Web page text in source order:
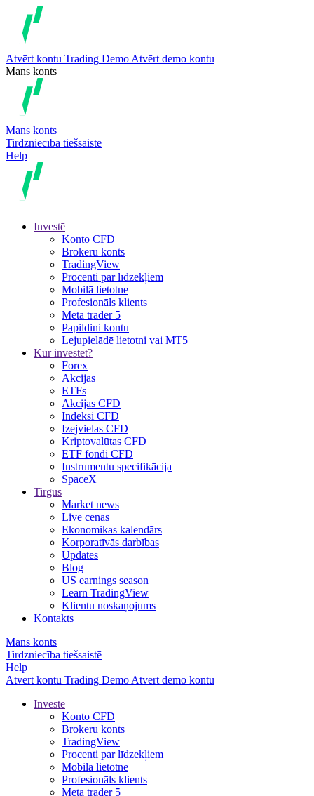
Atvērt kontu Trading Demo Atvērt demo kontu
Mans konts
Mans konts
Tirdzniecība tiešsaistē
Help
Investē
Konto CFD
Brokeru konts
TradingView
Procenti par līdzekļiem
Mobilā lietotne
Profesionāls klients
Meta trader 5
Papildini kontu
Lejupielādē lietotni vai MT5
Kur investēt?
Forex
Akcijas
ETFs
Akcijas CFD
Indeksi CFD
Izejvielas CFD
Kriptovalūtas CFD
ETF fondi CFD
Instrumentu specifikācija
SpaceX
Tirgus
Market news
Live cenas
Ekonomikas kalendārs
Korporatīvās darbības
Updates
Blog
US earnings season
Learn TradingView
Klientu noskaņojums
Kontakts
Mans konts
Tirdzniecība tiešsaistē
Help
Atvērt kontu Trading Demo Atvērt demo kontu
Investē
Konto CFD
Brokeru konts
TradingView
Procenti par līdzekļiem
Mobilā lietotne
Profesionāls klients
Meta trader 5